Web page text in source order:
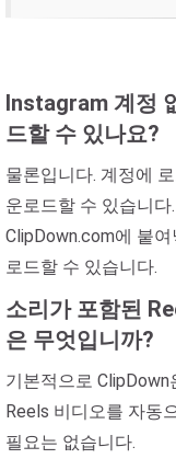
Instagram 계정
드할 수 있나요?
물론입니다. 계정에
운로드할 수 있습니
ClipDown.com에 붙
로드할 수 있습니다.
소리가 포함된
은 무엇입니까?
기본적으로
Reels 비디오를 자동
필요는 없습니다.